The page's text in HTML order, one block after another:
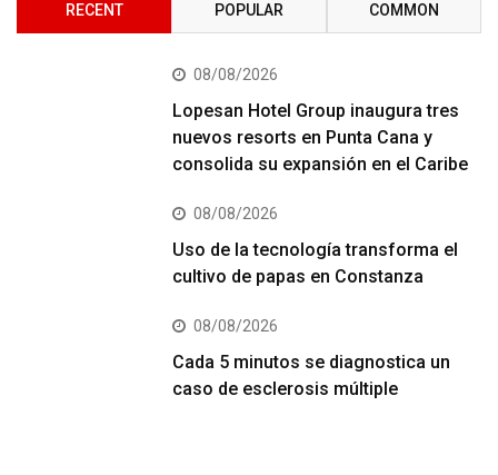
RECENT POPULAR COMMON
08/08/2026
Lopesan Hotel Group inaugura tres
nuevos resorts en Punta Cana y
consolida su expansión en el Caribe
08/08/2026
Uso de la tecnología transforma el
cultivo de papas en Constanza
08/08/2026
Cada 5 minutos se diagnostica un
caso de esclerosis múltiple